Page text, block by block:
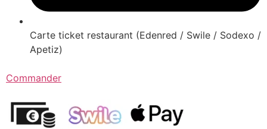
Carte ticket restaurant (Edenred / Swile / Sodexo /
Apetiz)
Commander